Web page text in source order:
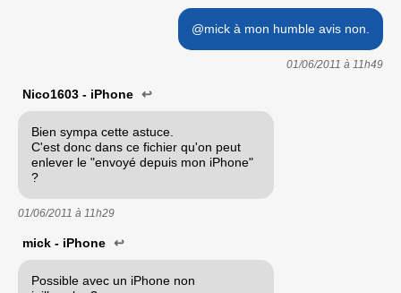
@mick à mon humble avis non.
01/06/2011 à 11h49
Nico1603 - iPhone ↩
Bien sympa cette astuce.
C'est donc dans ce fichier qu'on peut
enlever le "envoyé depuis mon iPhone"
?
01/06/2011 à 11h29
mick - iPhone ↩
Possible avec un iPhone non